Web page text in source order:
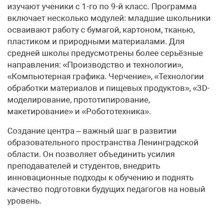
изучают ученики с 1-го по 9-й класс. Программа
включает несколько модулей: младшие школьники
осваивают работу с бумагой, картоном, тканью,
пластиком и природными материалами. Для
средней школы предусмотрены более серьёзные
направления: «Производство и технологии»,
«Компьютерная графика. Черчение», «Технологии
обработки материалов и пищевых продуктов», «3D-
моделирование, прототипирование,
макетирование» и «Робототехника».
Создание центра – важный шаг в развитии
образовательного пространства Ленинградской
области. Он позволяет объединить усилия
преподавателей и студентов, внедрить
инновационные подходы к обучению и поднять
качество подготовки будущих педагогов на новый
уровень.